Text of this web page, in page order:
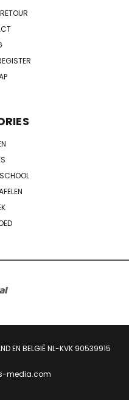
EN BELGIË NL-KVK 90539915
media.com